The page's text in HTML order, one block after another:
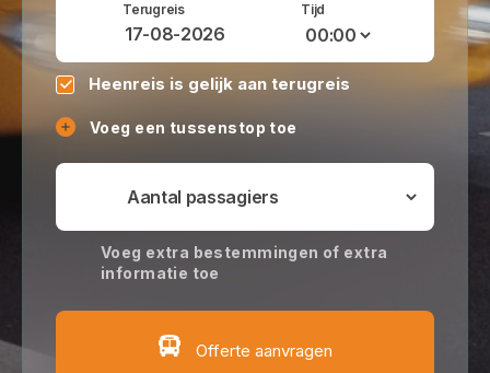
Terugreis Tijd
Heenreis is gelijk aan terugreis
Voeg een tussenstop toe
Voeg extra bestemmingen of extra
informatie toe
Offerte aanvragen